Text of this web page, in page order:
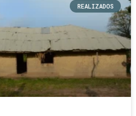
REALIZADOS